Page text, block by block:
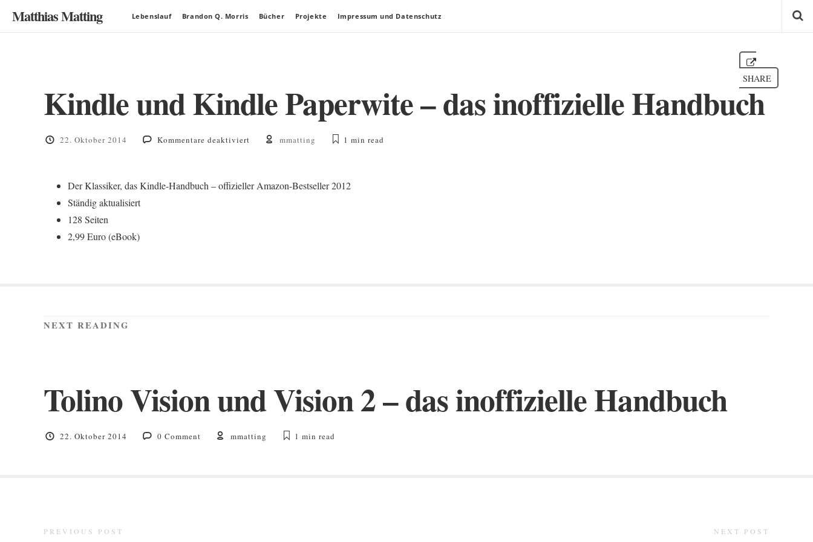
Matthias Matting Lebenslauf Brandon Q. Morris Bücher Projekte Impressum und Datenschutz
Kindle und Kindle Paperwite – das inoffizielle Handbuch
22. Oktober 2014 Kommentare deaktiviertfür
Paperwite
mmatting 1 min read
SHARE
Der Klassiker, das Kindle-Handbuch – offizieller Amazon-Bestseller 2012
Ständig aktualisiert
128 Seiten
2,99 Euro (eBook)
NEXT READING
Tolino Vision und Vision 2 – das inoffizielle Handbuch
22. Oktober 2014 0 Comment mmatting 1 min read
PREVIOUS POST NEXT POST